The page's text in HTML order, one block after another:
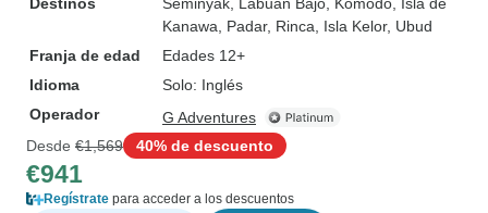
Kanawa , Padar, Rinca , Isla Kelor, Ubud
Franja de edad
Edades 12+
Idioma
Solo: Inglés
Operador
G Adventures
Desde €1,569 40% de descuento
€941
Regístrate para acceder a los descuentos